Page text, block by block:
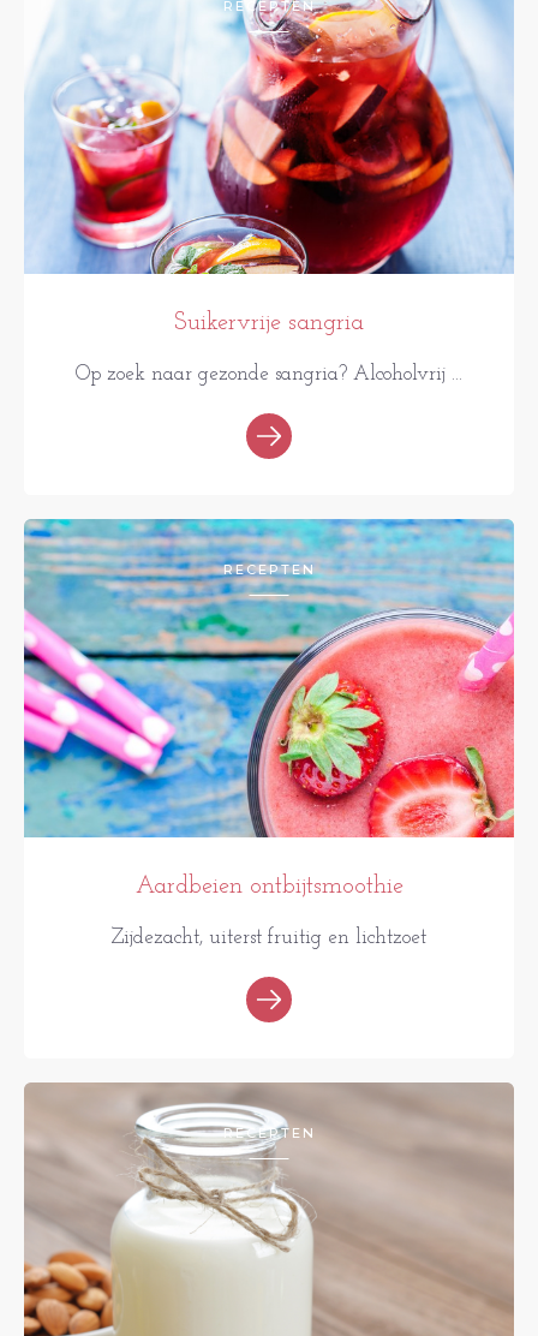
RECEPTEN
Suikervrije sangria
Op zoek naar gezonde sangria? Alcoholvrij ...
RECEPTEN
Aardbeien ontbijtsmoothie
Zijdezacht, uiterst fruitig en lichtzoet
RECEPTEN